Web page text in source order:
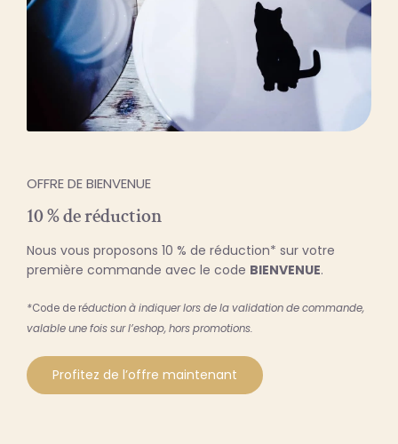
OFFRE DE BIENVENUE
10 % de réduction
Nous vous proposons 10 % de réduction* sur votre
première commande avec le code BIENVENUE.
*Code de réduction à indiquer lors de la validation de commande,
valable une fois sur l’eshop, hors promotions.
Profitez de l’offre maintenant